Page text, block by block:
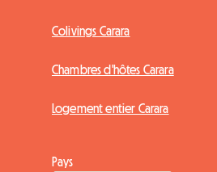
Colivings Carara
Chambres d'hôtes Carara
Logement entier Carara
Pays